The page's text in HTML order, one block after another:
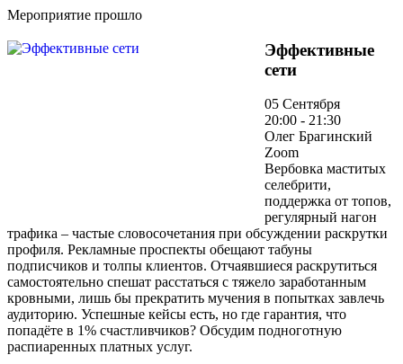
Мероприятие прошло
Эффективные
сети
05 Сентября
20:00 - 21:30
Олег Брагинский
Zoom
Вербовка маститых
селебрити,
поддержка от топов,
регулярный нагон
трафика – частые словосочетания при обсуждении раскрутки
профиля. Рекламные проспекты обещают табуны
подписчиков и толпы клиентов. Отчаявшиеся раскрутиться
самостоятельно спешат расстаться с тяжело заработанным
кровными, лишь бы прекратить мучения в попытках завлечь
аудиторию. Успешные кейсы есть, но где гарантия, что
попадёте в 1% счастливчиков? Обсудим подноготную
распиаренных платных услуг.